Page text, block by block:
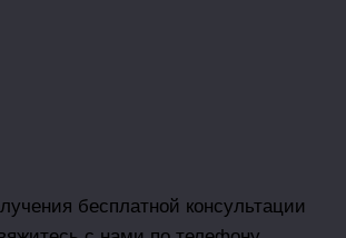
бесплатной консультации